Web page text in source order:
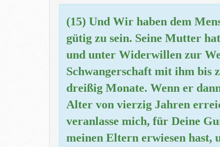
(15) Und Wir haben dem
gütig zu sein. Seine Mutter
und unter Widerwillen zur
Schwangerschaft mit ihm bis
dreißig Monate. Wenn er
Alter von vierzig Jahren
veranlasse mich, für Deine
meinen Eltern erwiesen hast,